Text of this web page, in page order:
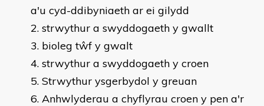
a'u cyd-ddibyniaeth ar ei gilydd
strwythur a swyddogaeth y gwallt
bioleg tŵf y gwalt
strwythur a swyddogaeth y croen
Strwythur ysgerbydol y greuan
Anhwlyderau a chyflyrau croen y pen a'r